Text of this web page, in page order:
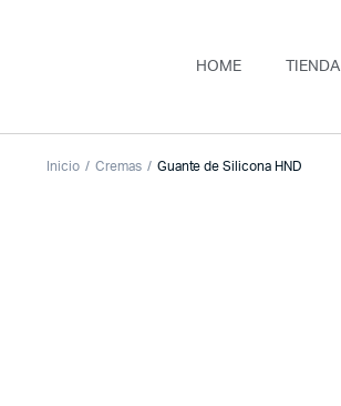
HOME TIENDA
Inicio Cremas Guante de Silicona HND